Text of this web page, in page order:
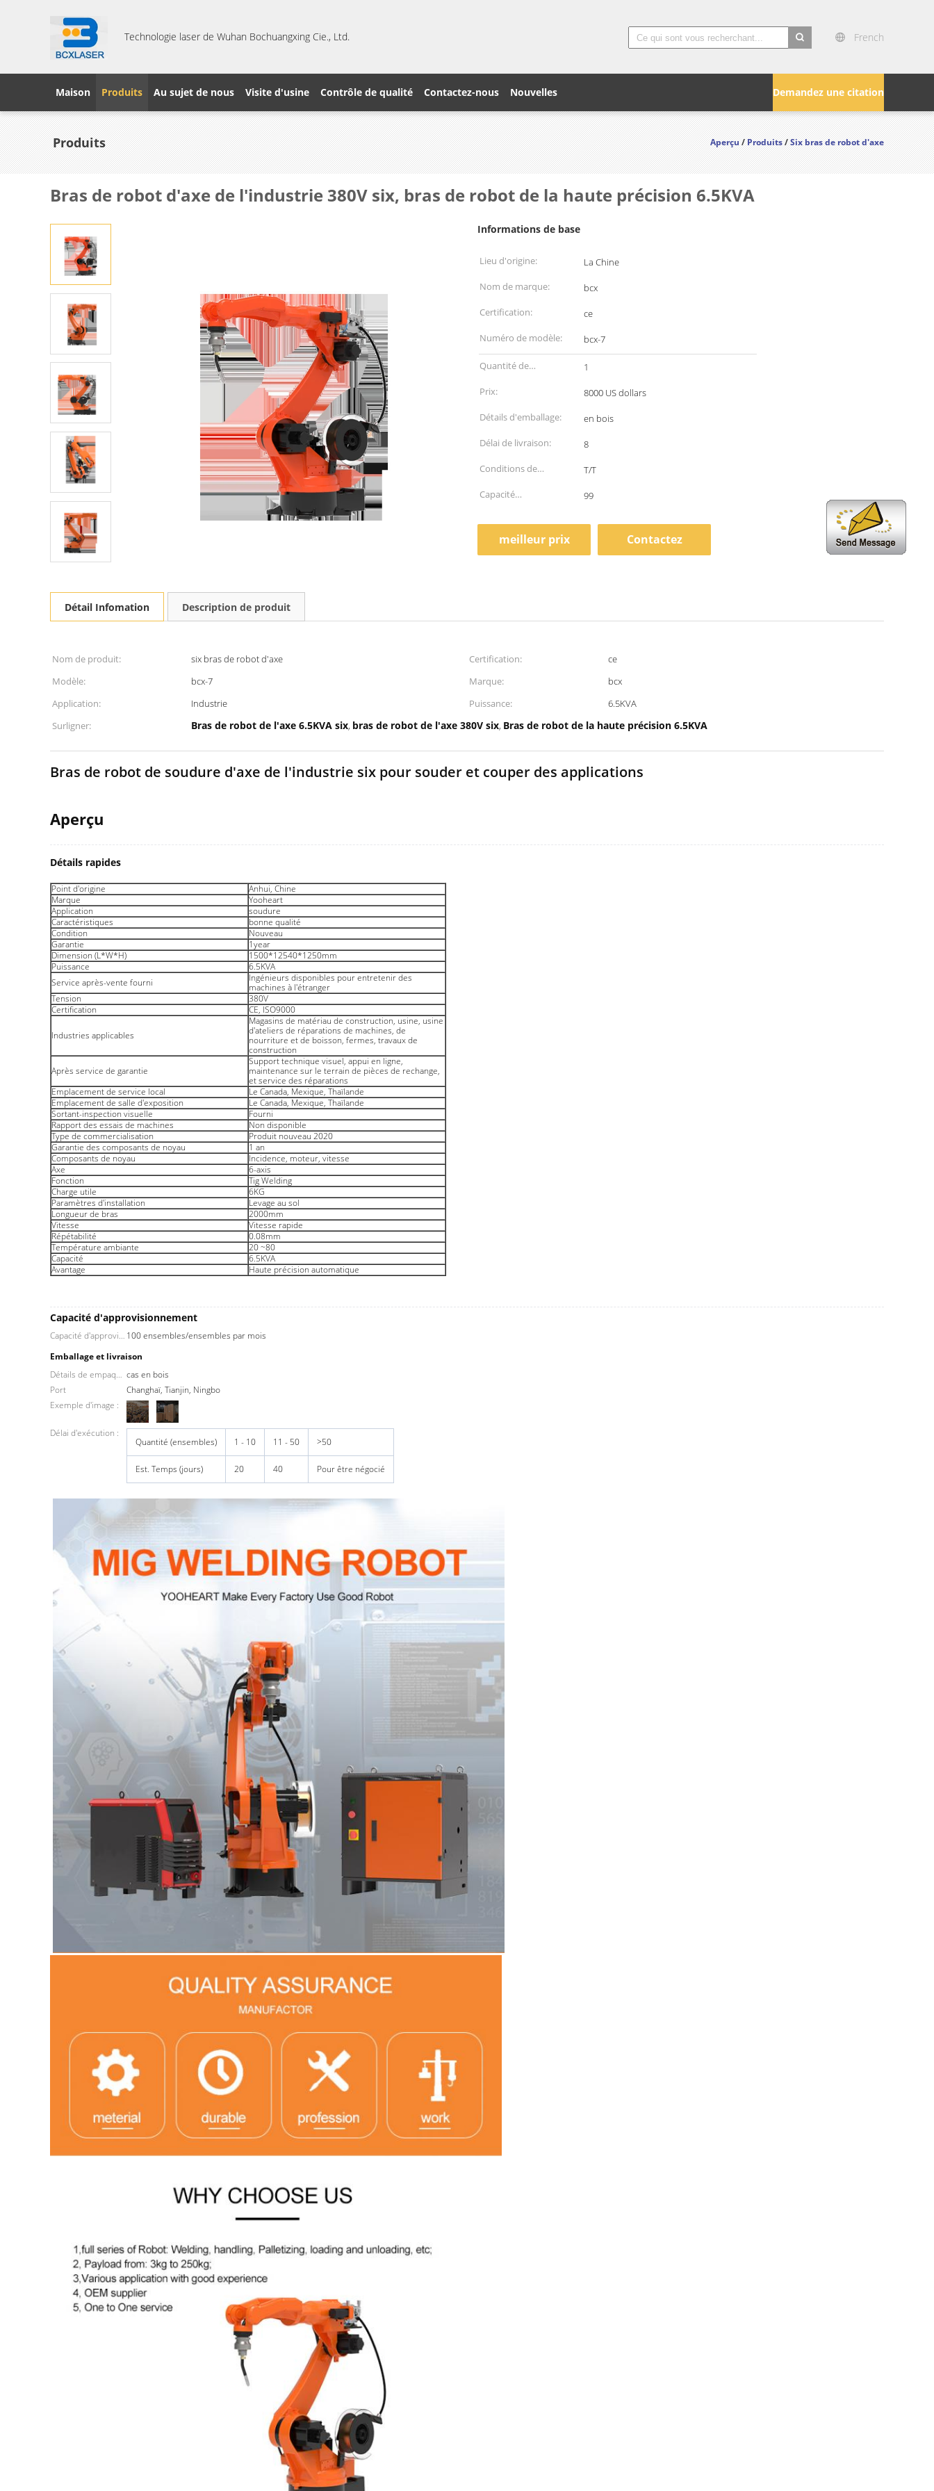
Technologie laser de Wuhan Bochuangxing Cie., Ltd.
French
Demandez une citation
Maison Produits Au sujet de nous Visite d'usine Contrôle de qualité Contactez-nous Nouvelles
Produits Aperçu/Produits/Six bras de robot d'axe
Bras de robot d'axe de l'industrie 380V six, bras de robot de la haute précision 6.5KVA
Informations de base
Lieu d'origine:
La Chine
Nom de marque:
bcx
Certification:
ce
Numéro de modèle:
bcx-7
Quantité de
commande min:
1
Prix:
8000 US dollars
Détails d'emballage:
en bois
Délai de livraison:
8
Conditions de
paiement:
T/T
Capacité
99
meilleur prix Contactez
Détail Infomation Description de produit
Nom de produit: six bras de robot d'axe Certification:
ce
Modèle:
bcx-7 Marque:
bcx
Application:
Industrie Puissance:
6.5KVA
Surligner:
Bras de robot de l'axe 6.5KVA six, bras de robot de l'axe 380V six, Bras de robot de la haute précision 6.5KVA
Bras de robot de soudure d'axe de l'industrie six pour souder et couper des applications
Aperçu
Détails rapides
Point d'origine
Anhui, Chine
Marque
Yooheart
Application
soudure
Caractéristiques
bonne qualité
Condition
Nouveau
Garantie
1year
Dimension (L*W*H)
1500*12540*1250mm
Puissance
6.5KVA
Service après-vente fourni
Ingénieurs disponibles pour entretenir des
machines à l'étranger
Tension
380V
Certification
CE, ISO9000
Industries applicables
Magasins de matériau de construction, usine, usine
d'ateliers de réparations de machines, de
nourriture et de boisson, fermes, travaux de
construction
Après service de garantie
Support technique visuel, appui en ligne,
maintenance sur le terrain de pièces de rechange,
et service des réparations
Emplacement de service local
Le Canada, Mexique, Thaïlande
Emplacement de salle d'exposition
Le Canada, Mexique, Thaïlande
Sortant-inspection visuelle
Fourni
Rapport des essais de machines
Non disponible
Type de commercialisation
Produit nouveau 2020
Garantie des composants de noyau
1 an
Composants de noyau
Incidence, moteur, vitesse
Axe
6-axis
Fonction
Tig Welding
Charge utile
6KG
Paramètres d'installation
Levage au sol
Longueur de bras
2000mm
Vitesse
Vitesse rapide
Répétabilité
0.08mm
Température ambiante
20 ~80
Capacité
6.5KVA
Avantage
Haute précision automatique
Capacité d'approvisionnement
Capacité d'approvisionnement 100 ensembles/ensembles par mois
Emballage et livraison
Détails de empaquetage cas en bois
Port
Changhaï, Tianjin, Ningbo
Exemple d'image :
Délai d'exécution :
Quantité (ensembles) 1 - 10 11 - 50 >50
Est. Temps (jours) 20 40 Pour être négocié